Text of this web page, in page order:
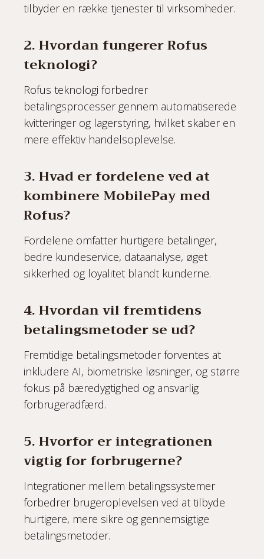
tilbyder en række tjenester til virksomheder.
2. Hvordan fungerer Rofus
teknologi?
Rofus teknologi forbedrer
betalingsprocesser gennem automatiserede
kvitteringer og lagerstyring, hvilket skaber en
mere effektiv handelsoplevelse.
3. Hvad er fordelene ved at
kombinere MobilePay med
Rofus?
Fordelene omfatter hurtigere betalinger,
bedre kundeservice, dataanalyse, øget
sikkerhed og loyalitet blandt kunderne.
4. Hvordan vil fremtidens
betalingsmetoder se ud?
Fremtidige betalingsmetoder forventes at
inkludere AI, biometriske løsninger, og større
fokus på bæredygtighed og ansvarlig
forbrugeradfærd.
5. Hvorfor er integrationen
vigtig for forbrugerne?
Integrationer mellem betalingssystemer
forbedrer brugeroplevelsen ved at tilbyde
hurtigere, mere sikre og gennemsigtige
betalingsmetoder.